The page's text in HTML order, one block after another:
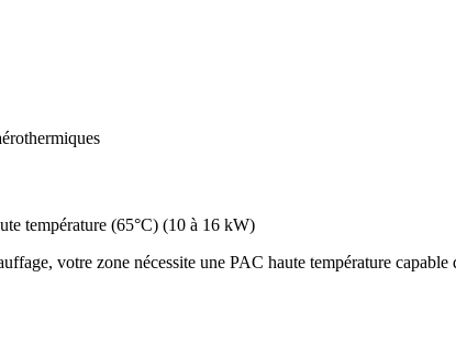
température (65°C) (10 à 16 kW)
votre zone nécessite une PAC haute température